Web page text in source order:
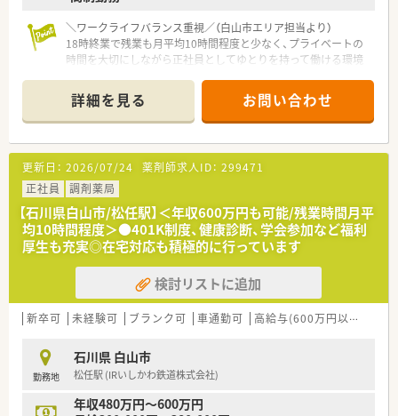
＼ワークライフバランス重視／（白山市エリア担当より）
18時終業で残業も月平均10時間程度と少なく、プライベートの
時間を大切にしながら正社員としてゆとりを持って働ける環境
＊------------------------------------------＊
【店舗情報と応需状況について】
■鶴来駅から車で25分ほどの場所に位置し、内科や小児科や外
科の処方箋を1日あたり30から40枚ほど応需しております。
■常時1から2名の薬剤師と数名の事務員が在籍しており、地域
に密着した医療拠点として患者様に寄り添う対応を行っており
ます。
■開設から5年と新しく綺麗な環境が整っており、最新の電子薬
歴や調剤機器を導入して安全かつ効率的な業務を実現しており
ます。
【法人特徴について】
■石川県内に22店舗を展開する創業400年を超える老舗法人で
あり、地域医療への深い貢献を掲げて事業を拡大しております。
■栄養士による健康スムージーの提供や新しい接客システムの
■役職や年齢に関係なく自由に意見が言いやすい風通しの良い
社風であり、社員の自発的な挑戦を積極的に応援してくれる企業
です。
詳細を見る お問い合わせ
更新日： 2026/07/24 薬剤師求人ID： 299471
正社員
調剤薬局
【石川県白山市/松任駅】＜年収600万円も可能/残業時間月平
均10時間程度＞●401K制度、健康診断、学会参加など福利
厚生も充実◎在宅対応も積極的に行っています
検討リストに追加
新卒可 未経験可 ブランク可 車通勤可 高給与(600万円以上)
勤務地
石川県 白山市
松任駅 (IRいしかわ鉄道株式会社)
年収480万円～600万円